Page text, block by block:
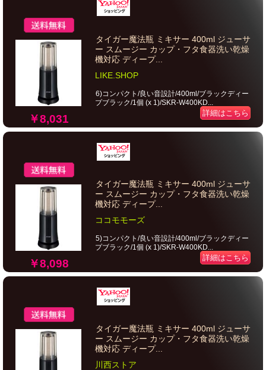
￥8,031
タイガー魔法瓶 ミキサー 400ml ジューサ
ー スムージー カップ・フタ食器洗い乾燥
機対応 ディープ...
LIKE.SHOP
6)コンパクト/良い音設計/400ml/ブラックディー
プブラック/1個 (x 1)/SKR-W400KD...
詳細はこちら
￥8,098
タイガー魔法瓶 ミキサー 400ml ジューサ
ー スムージー カップ・フタ食器洗い乾燥
機対応 ディープ...
ココモモーズ
5)コンパクト/良い音設計/400ml/ブラックディー
プブラック/1個 (x 1)/SKR-W400KD...
詳細はこちら
タイガー魔法瓶 ミキサー 400ml ジューサ
ー スムージー カップ・フタ食器洗い乾燥
機対応 ディープ...
川西ストア